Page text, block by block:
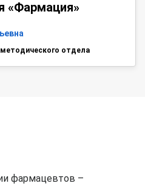
«Фармация»
отдела
фармацевтов –